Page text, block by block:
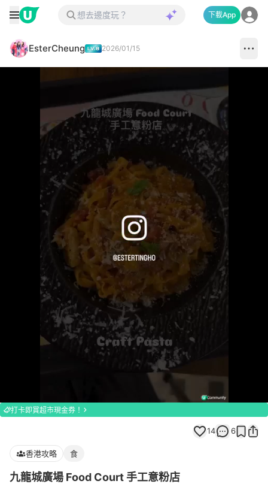
下載App
EsterCheung 2026/01/15
100.00%
打卡即賞超市現金券！
14 6
香港攻略 食
九龍城廣場 Food Court 手工意粉店